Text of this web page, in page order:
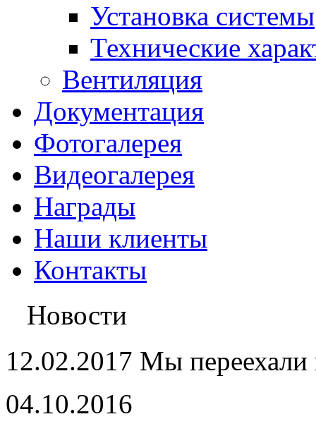
Установка системы
Технические
Вентиляция
Документация
Фотогалерея
Видеогалерея
Награды
Наши клиенты
Контакты
Новости
12.02.2017 Мы
04.10.2016